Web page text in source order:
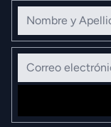
Nombre y Apellidos
Correo electrónico